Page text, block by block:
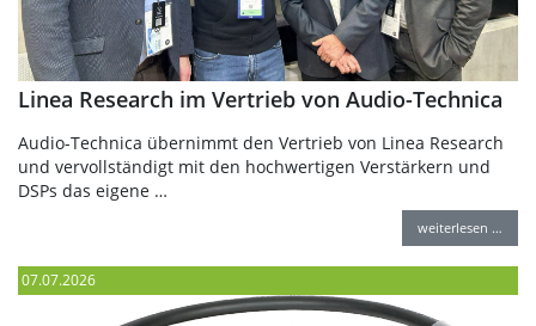
Linea Research im Vertrieb von Audio-Technica
Audio-Technica übernimmt den Vertrieb von Linea Research
und vervollständigt mit den hochwertigen Verstärkern und
DSPs das eigene …
weiterlesen …
07.07.2026